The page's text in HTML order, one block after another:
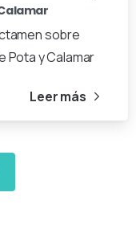
sobre
Pota y Calamar
Leer más